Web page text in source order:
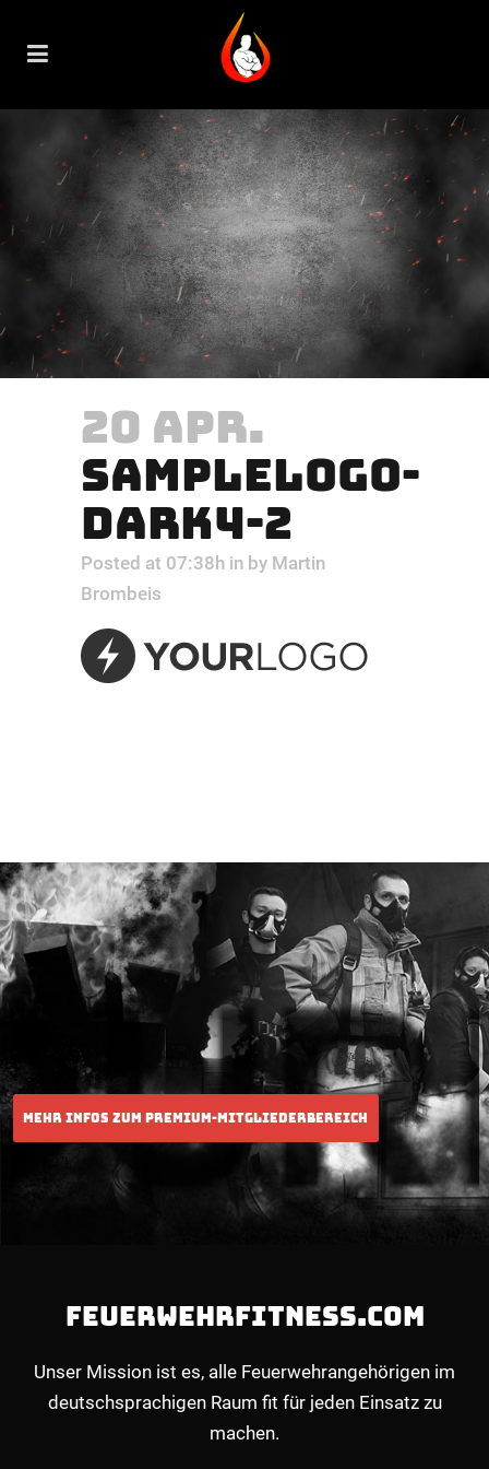
20 APR.
SAMPLELOGO-
DARK4-2
Posted at 07:38h in by Martin
Brombeis
FEUERWEHRFITNESS.COM
Unser Mission ist es, alle Feuerwehrangehörigen im
deutschsprachigen Raum fit für jeden Einsatz zu
machen.